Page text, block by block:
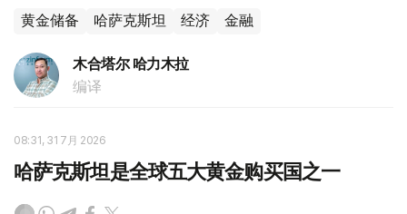
黄金储备 哈萨克斯坦 经济 金融
木合塔尔 哈力木拉
编译
08:31, 31 7月 2026
哈萨克斯坦是全球五大黄金购买国之一